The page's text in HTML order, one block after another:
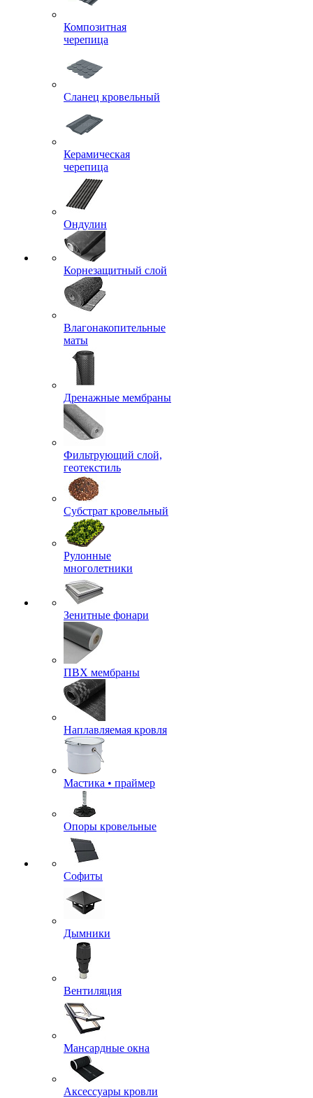
Композитная
черепица
Сланец кровельный
Керамическая
черепица
Ондулин
Корнезащитный слой
Влагонакопительные
маты
Дренажные мембраны
Фильтрующий слой,
геотекстиль
Субстрат кровельный
Рулонные
многолетники
Зенитные фонари
ПВХ мембраны
Наплавляемая кровля
Мастика • праймер
Опоры кровельные
Софиты
Дымники
Вентиляция
Мансардные окна
Аксессуары кровли